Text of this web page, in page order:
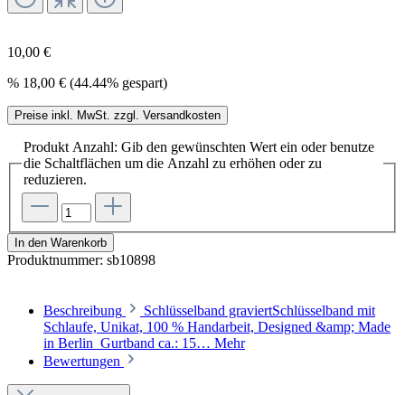
10,00 €
% 18,00 € (44.44% gespart)
Preise inkl. MwSt. zzgl. Versandkosten
Produkt Anzahl: Gib den gewünschten Wert ein oder benutze
die Schaltflächen um die Anzahl zu erhöhen oder zu
reduzieren.
In den Warenkorb
Produktnummer: sb10898
Beschreibung
Schlüsselband graviertSchlüsselband mit
Schlaufe, Unikat, 100 % Handarbeit, Designed &amp; Made
in Berlin Gurtband ca.: 15… Mehr
Bewertungen